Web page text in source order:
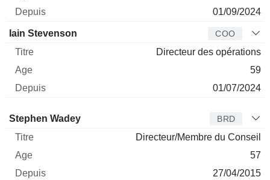
01/09/2024
Iain Stevenson COO
Directeur des opérations
59
01/07/2024
Administrateur Titre
Stephen Wadey BRD
Directeur/Membre du Conseil
57
27/04/2015